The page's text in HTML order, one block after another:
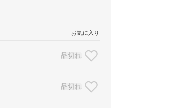
お気に入り
品切れ
品切れ